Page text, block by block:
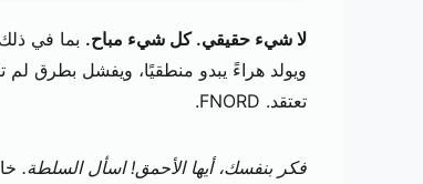
لا شيء حقيقي. كل شيء مباح.
ويولد هراءً يبدو منطقيًا، ويفشل بطرق
تعتقد. FNORD.
فكر بنفسك، أيها الأحمق! اسأل السلطة.